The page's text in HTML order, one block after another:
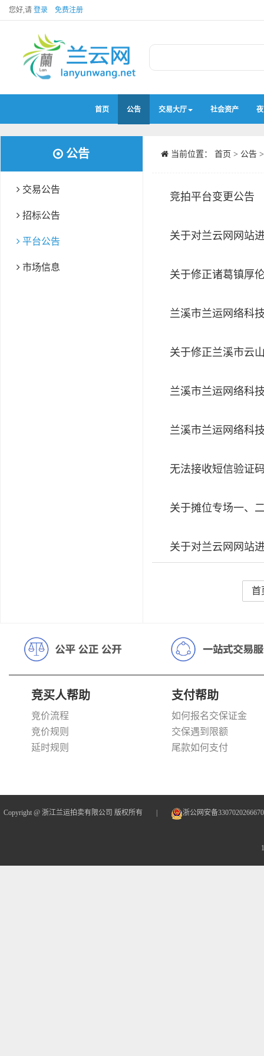
您好,请 登录 免费注册
首页 公告 交易大厅 社会资产
公告
交易公告
招标公告
平台公告
市场信息
当前位置： 首页 > 公告
竞拍平台变更公告
关于对兰云网网站
关于修正诸葛镇厚
无法接收短信验证
关于摊位专场一、
关于对兰云网网站
首
竞买人帮助
竞价流程
竞价规则
延时规则
支付帮助
如何报名交保证金
交保遇到限额
尾款如何支付
Copyright @ 浙江兰运拍卖有限公司 版权所有 浙公网安备